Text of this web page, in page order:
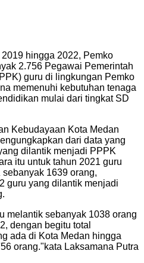
hingga 2022, Pemko
2.756 Pegawai Pemerintah
guru di lingkungan Pemko
memenuhi kebutuhan tenaga
mulai dari tingkat SD
Kebudayaan Kota Medan
dari data yang
dilantik menjadi PPPK
itu untuk tahun 2021 guru
1639 orang,
guru yang dilantik menjadi
melantik sebanyak 1038 orang
dengan begitu total
ada di Kota Medan hingga
orang."kata Laksamana Putra